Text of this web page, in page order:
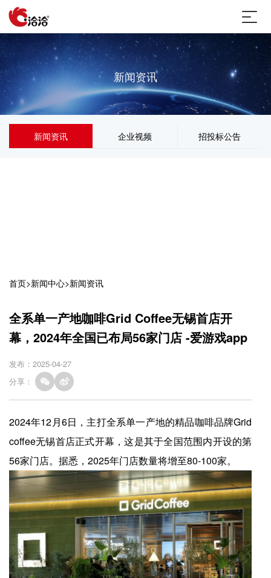
新闻资讯
新闻资讯 企业视频 招投标公告
首页>新闻中心>新闻资讯
全系单一产地咖啡Grid Coffee无锡首店开
幕，2024年全国已布局56家门店 -爱游戏app
发布：2025-04-27
分享：
2024年12月6日，主打全系单一产地的精品咖啡品牌Grid
coffee无锡首店正式开幕，这是其于全国范围内开设的第
56家门店。据悉，2025年门店数量将增至80-100家。